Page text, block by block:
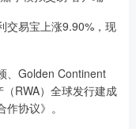
易宝上涨9.90%，现
Golden Continent
RWA）全球发行建成
协议》。